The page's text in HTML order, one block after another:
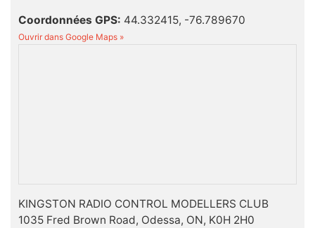
Coordonnées GPS: 44.332415, -76.789670
Ouvrir dans Google Maps »
KINGSTON RADIO CONTROL MODELLERS CLUB
1035 Fred Brown Road, Odessa, ON, K0H 2H0